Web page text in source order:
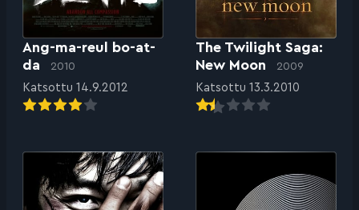
Ang-ma-reul bo-at-
da
2010
Katsottu 14.9.2012
The Twilight Saga:
New Moon
2009
Katsottu 13.3.2010